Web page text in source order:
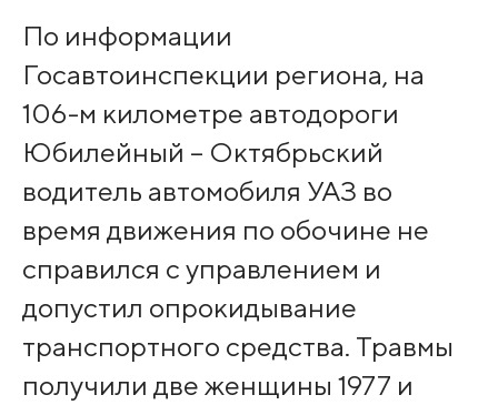
По информации
Госавтоинспекции региона, на
106-м километре автодороги
Юбилейный – Октябрьский
водитель автомобиля УАЗ во
время движения по обочине не
справился с управлением и
допустил опрокидывание
транспортного средства. Травмы
получили две женщины 1977 и